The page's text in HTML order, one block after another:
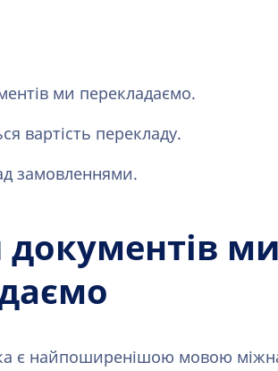
ми перекладаємо.
вартість перекладу.
замовленнями.
документів ми
є найпоширенішою мовою